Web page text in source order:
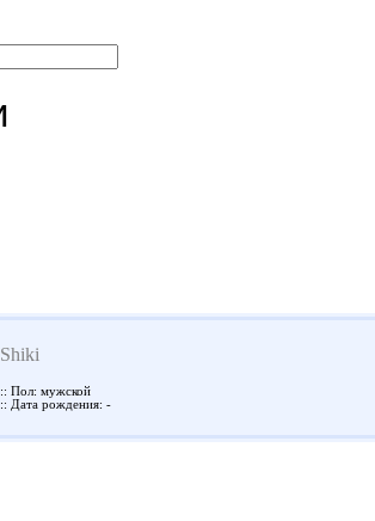
Shiki
:: Пол: мужской
:: Дата рождения: -